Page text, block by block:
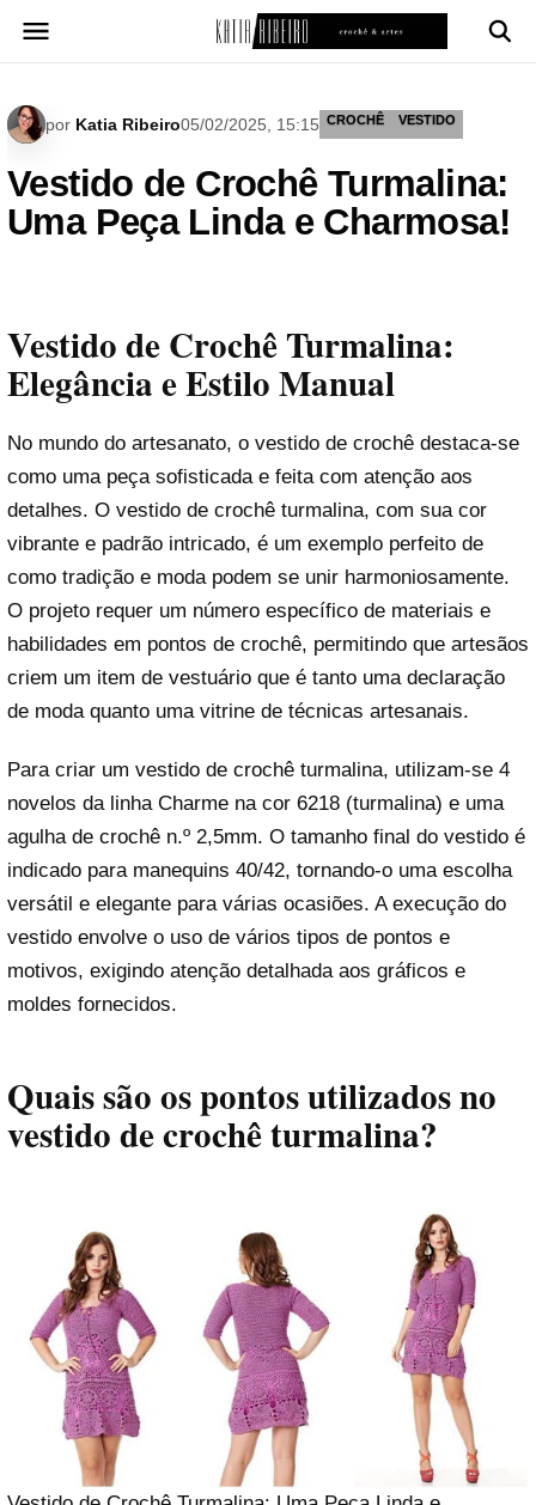
para
por Katia Ribeiro05/02/2025, 15:15 CROCHÊ VESTIDO
Vestido de Crochê Turmalina:
Uma Peça Linda e Charmosa!
Vestido de Crochê Turmalina:
Elegância e Estilo Manual
No mundo do artesanato, o vestido de crochê destaca-se
como uma peça sofisticada e feita com atenção aos
detalhes. O vestido de crochê turmalina, com sua cor
vibrante e padrão intricado, é um exemplo perfeito de
como tradição e moda podem se unir harmoniosamente.
O projeto requer um número específico de materiais e
habilidades em pontos de crochê, permitindo que artesãos
criem um item de vestuário que é tanto uma declaração
de moda quanto uma vitrine de técnicas artesanais.
Para criar um vestido de crochê turmalina, utilizam-se 4
novelos da linha Charme na cor 6218 (turmalina) e uma
agulha de crochê n.º 2,5mm. O tamanho final do vestido é
indicado para manequins 40/42, tornando-o uma escolha
versátil e elegante para várias ocasiões. A execução do
vestido envolve o uso de vários tipos de pontos e
motivos, exigindo atenção detalhada aos gráficos e
moldes fornecidos.
Quais são os pontos utilizados no
vestido de crochê turmalina?